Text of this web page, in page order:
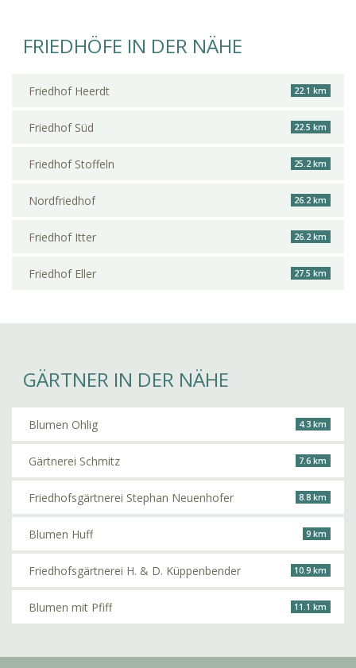
FRIEDHÖFE IN DER NÄHE
Friedhof Heerdt 22.1 km
Friedhof Süd 22.5 km
Friedhof Stoffeln 25.2 km
Nordfriedhof 26.2 km
Friedhof Itter 26.2 km
Friedhof Eller 27.5 km
GÄRTNER IN DER NÄHE
Blumen Ohlig 4.3 km
Gärtnerei Schmitz 7.6 km
Friedhofsgärtnerei Stephan Neuenhofer 8.8 km
Blumen Huff 9 km
Friedhofsgärtnerei H. & D. Küppenbender 10.9 km
Blumen mit Pfiff 11.1 km